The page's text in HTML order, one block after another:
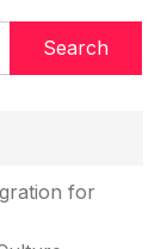
Search
for